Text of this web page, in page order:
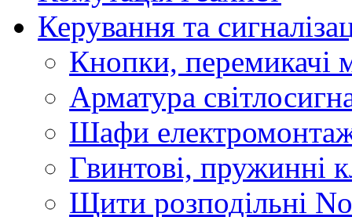
Керування та
Кнопки, перемикачі
Арматура
Шафи
Гвинтові, пружинні
Щити розподільні